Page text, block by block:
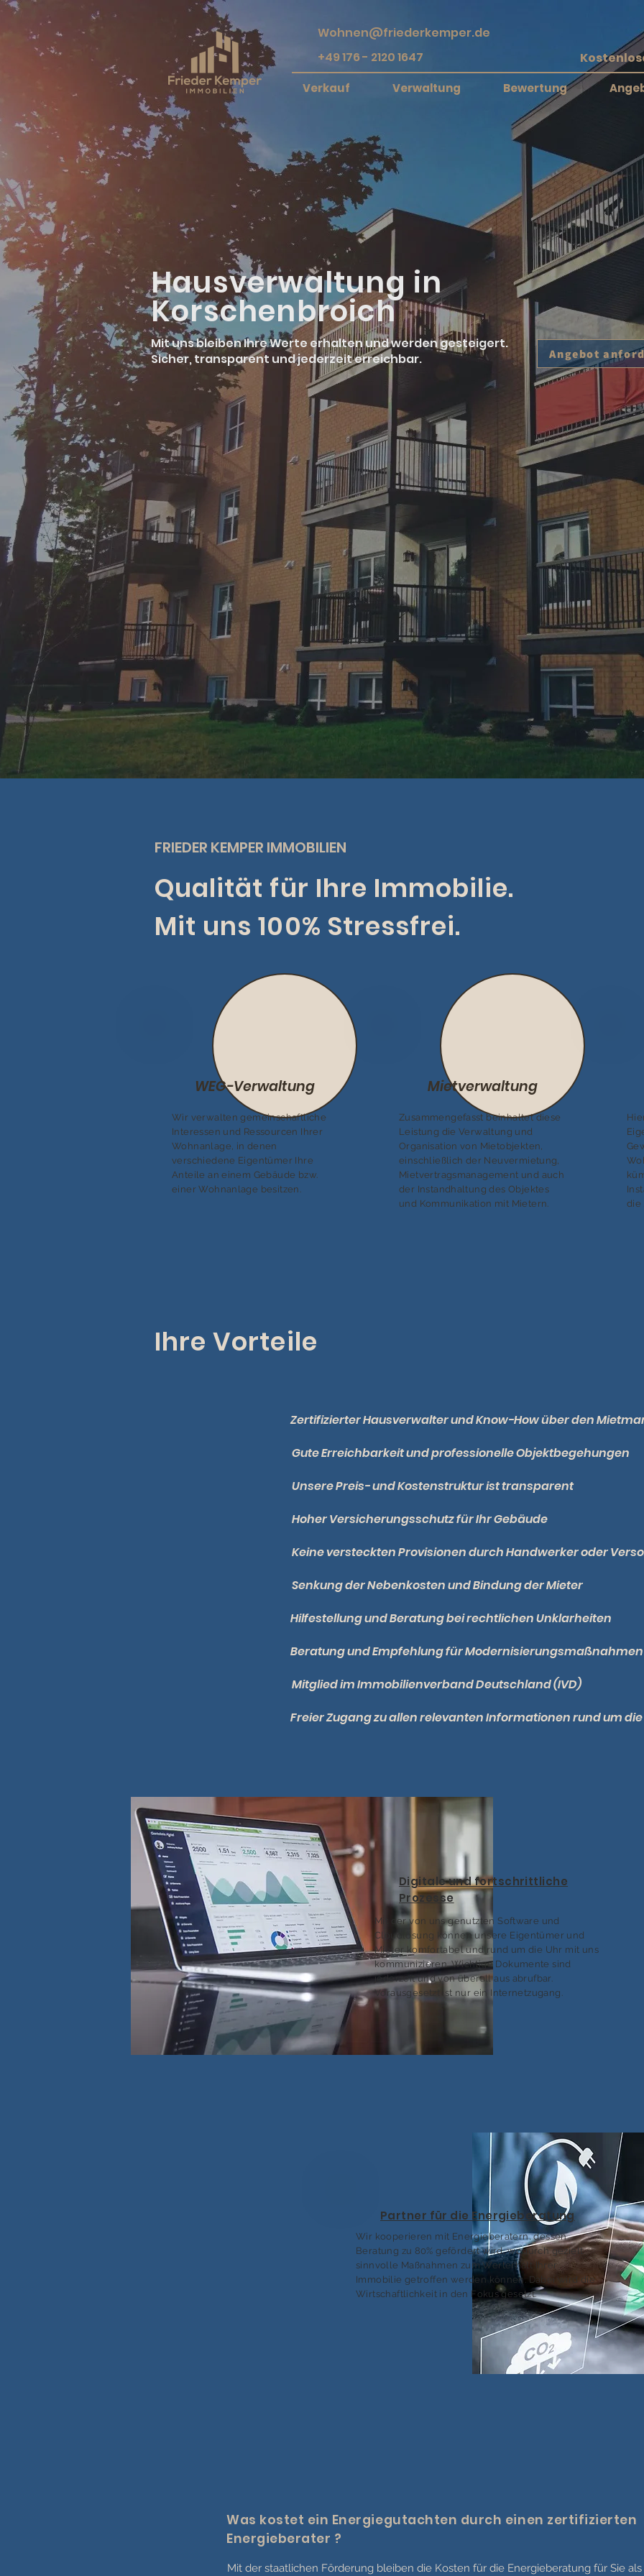
Wohnen@friederkemper.de
+49 176 - 2120 1647
Verkauf Verwaltung Bewertung
Hausverwaltung in
Korschenbroich
Mit uns bleiben Ihre Werte erhalten und werden gesteigert.
Sicher, transparent und jederzeit erreichbar.
Angebot
FRIEDER KEMPER IMMOBILIEN
Qualität für Ihre Immobilie.
Mit uns 100% Stressfrei.
WEG-Verwaltung
Wir verwalten gemeinschaftliche
Interessen und Ressourcen Ihrer
Wohnanlage, in denen
verschiedene Eigentümer Ihre
Anteile an einem Gebäude bzw.
einer Wohnanlage besitzen.
Mietverwaltung
Zusammengefasst beinhaltet diese
Leistung die Verwaltung und
Organisation von Mietobjekten,
einschließlich der Neuvermietung,
Mietvertragsmanagement und auch
der Instandhaltung des Objektes
und Kommunikation mit Mietern.
die
Ihre Vorteile
Zertifizierter Hausverwalter und Know-How über den
Gute Erreichbarkeit und professionelle Objektbegehungen
Unsere Preis- und Kostenstruktur ist transparent
Hoher Versicherungsschutz für Ihr Gebäude
Keine versteckten Provisionen durch Handwerker oder
Senkung der Nebenkosten und Bindung der Mieter
Hilfestellung und Beratung bei rechtlichen Unklarheiten
Beratung und Empfehlung für Modernisierungsmaßnahmen
Mitglied im Immobilienverband Deutschland (IVD)
Freier Zugang zu allen relevanten Informationen rund um
Digitale und fortschrittliche
Prozesse
Mit der von uns genutzten Software und
Cloudlösung können unsere Eigentümer und
Mieter komfortabel und rund um die Uhr mit uns
kommunizieren. Wichtige Dokumente sind
jederzeit und von überall aus abrufbar.
Vorausgesetzt ist nur ein Internetzugang.
Partner für die Energieberatung
Wir kooperieren mit Energieberatern, dessen
Beratung zu 80% gefördert wird, wodurch gezielt
sinnvolle Maßnahmen zum Werterhalt Ihrer
Immobilie getroffen werden können. Dabei wird die
Wirtschaftlichkeit in den Fokus gesetzt.
Was kostet ein Energiegutachten durch einen zertifizierten
Energieberater ?
Mit der staatlichen Förderung bleiben die Kosten für die Energieberatung für Sie